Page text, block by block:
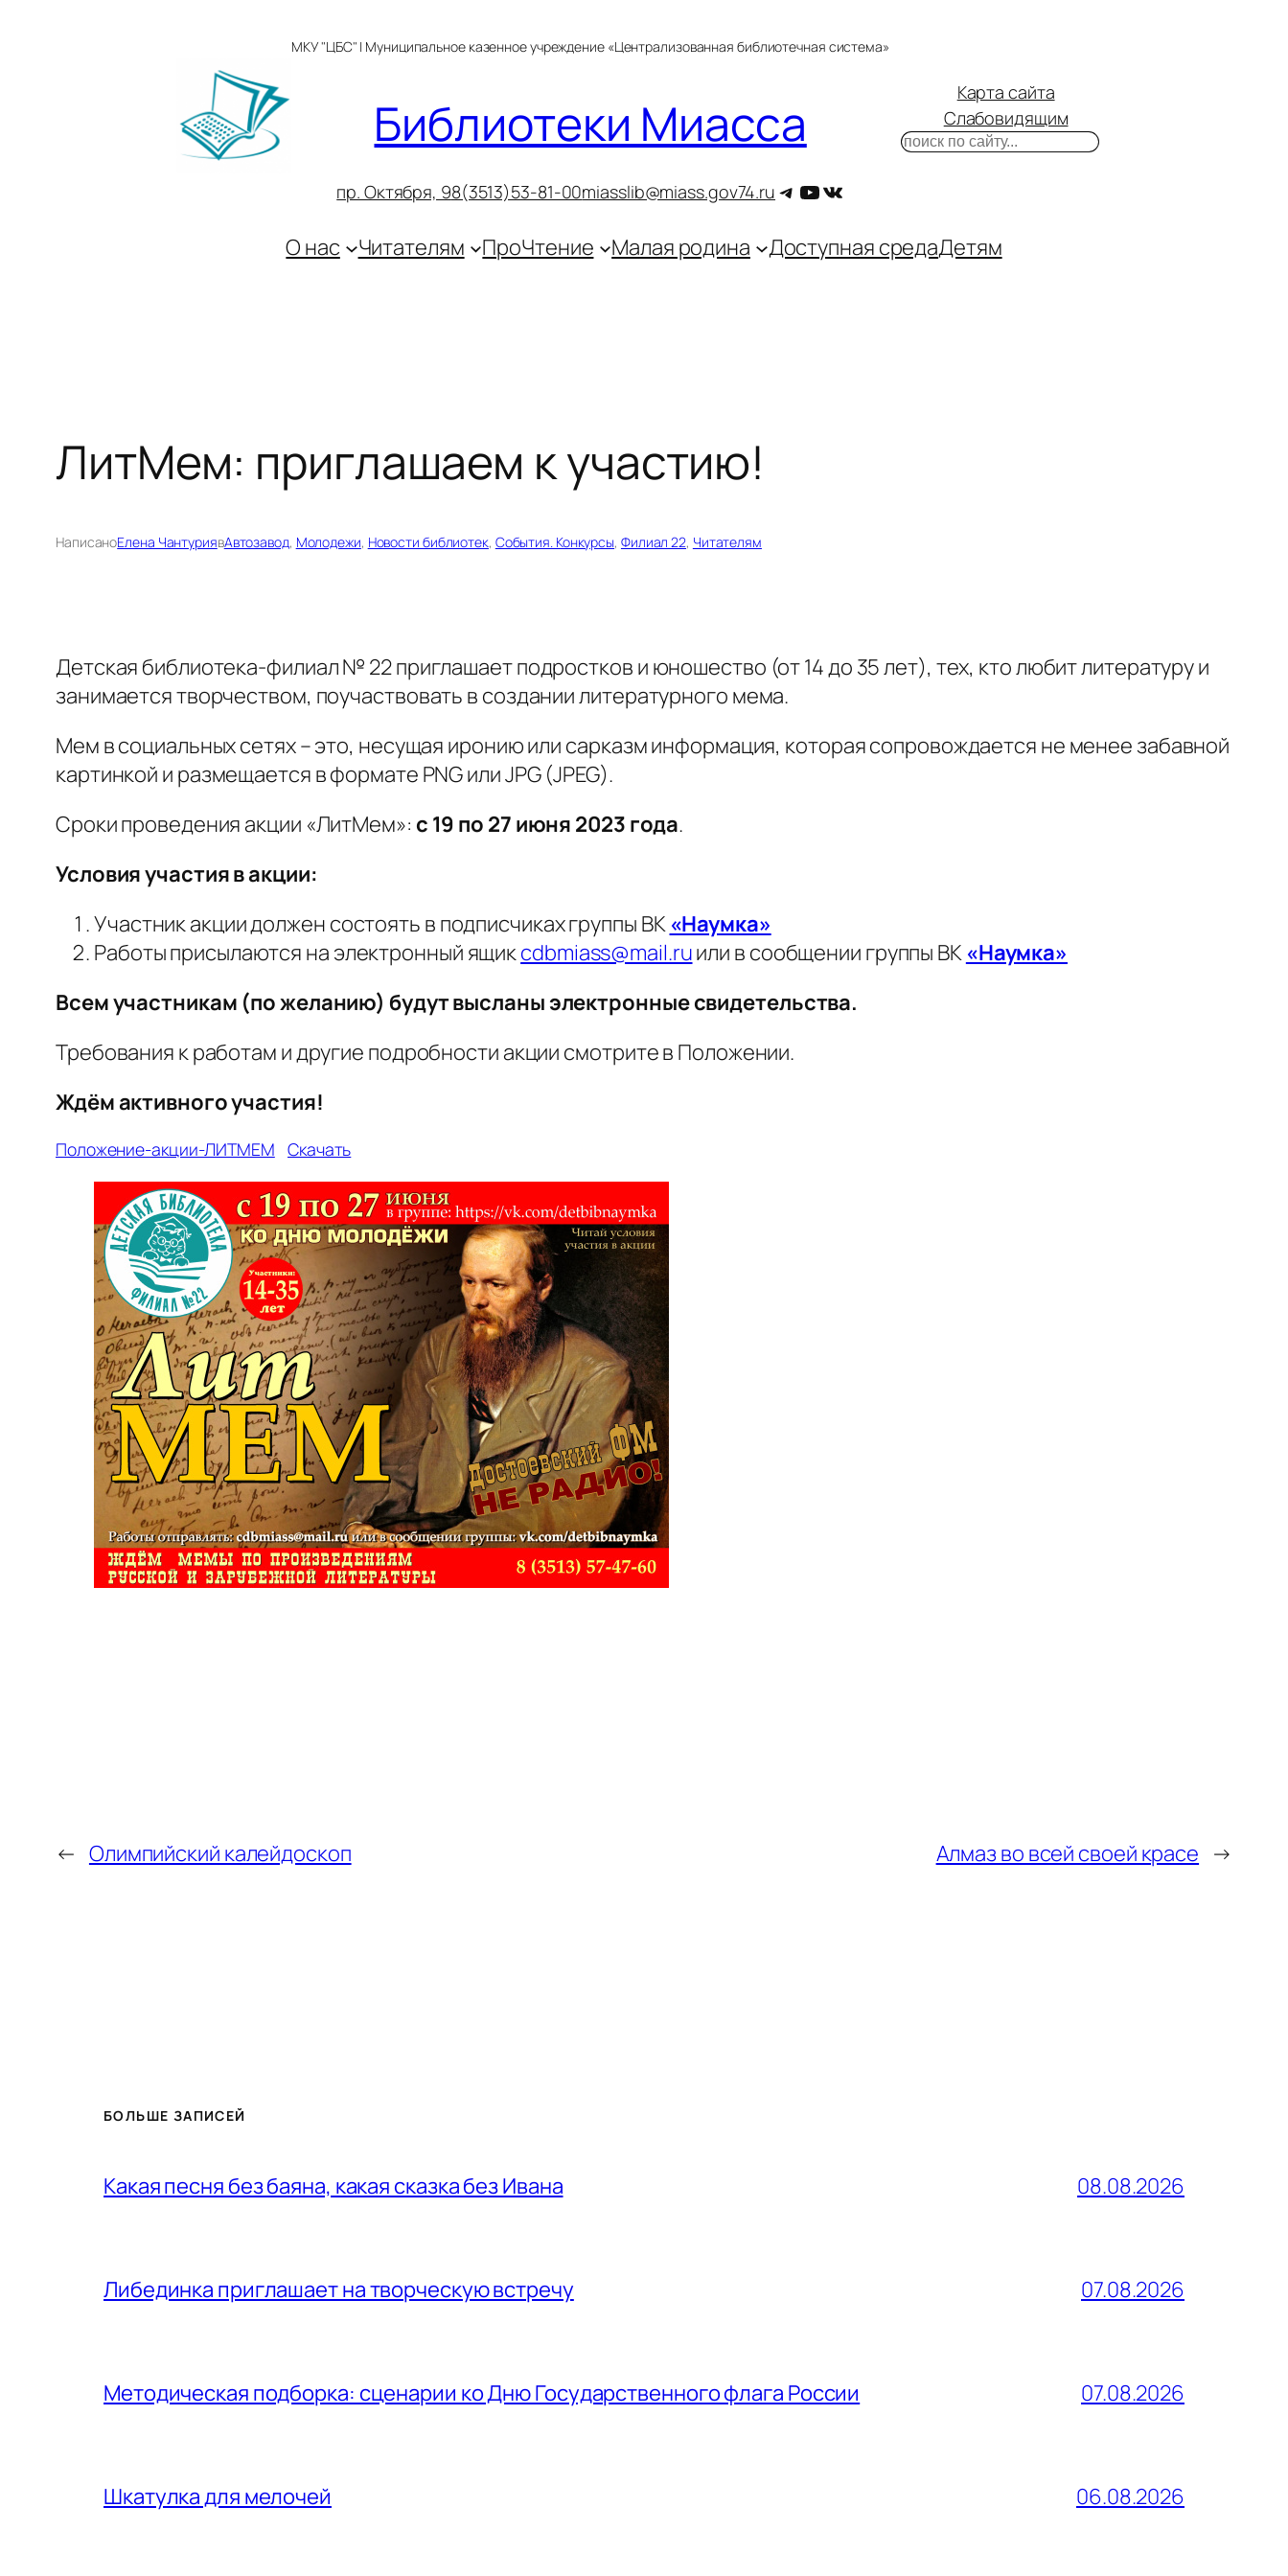
МКУ "ЦБС" | Муниципальное казенное учреждение «Централизованная библиотечная система»
Библиотеки Миасса
пр. Октября, 98(3513)53-81-00miasslib@miass.gov74.ru Telegram
YouTube
ВКонтакте
Карта сайта
Слабовидящим
Поиск
О нас Читателям ПроЧтение Малая родина Доступная средаДетям
ЛитМем: приглашаем к участию!
НаписаноЕлена ЧантуриявАвтозавод, Молодежи, Новости библиотек, События. Конкурсы, Филиал 22, Читателям
Детская библиотека-филиал № 22 приглашает подростков и юношество (от 14 до 35 лет), тех, кто любит литературу и
занимается творчеством, поучаствовать в создании литературного мема.
Мем в социальных сетях – это, несущая иронию или сарказм информация, которая сопровождается не менее забавной
картинкой и размещается в формате PNG или JPG (JPEG).
Сроки проведения акции «ЛитМем»: с 19 по 27 июня 2023 года.
Условия участия в акции:
Участник акции должен состоять в подписчиках группы ВК «Наумка»
Работы присылаются на электронный ящикcdbmiass@mail.ruили в сообщении группы ВК «Наумка»
Всем участникам (по желанию) будут высланы электронные свидетельства.
Требования к работам и другие подробности акции смотрите в Положении.
Ждём активного участия!
Положение-акции-ЛИТМЕМ Скачать
← Олимпийский калейдоскоп Алмаз во всей своей красе →
БОЛЬШЕ ЗАПИСЕЙ
Какая песня без баяна, какая сказка без Ивана 08.08.2026
Либединка приглашает на творческую встречу 07.08.2026
Методическая подборка: сценарии ко Дню Государственного флага России 07.08.2026
Шкатулка для мелочей 06.08.2026